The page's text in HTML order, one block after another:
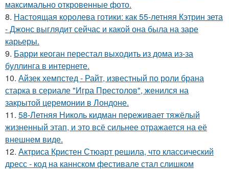
максимально откровенные фото.
8. Настоящая королева готики: как 55-летняя Кэтрин зета
- Джонс выглядит сейчас и какой она была на заре
карьеры.
9. Барри кеоган перестал выходить из дома из-за
буллинга в интернете.
10. Айзек хемпстед - Райт, известный по роли брана
старка в сериале "Игра Престолов", женился на
закрытой церемонии в Лондоне.
11. 58-Летняя Николь кидман переживает тяжёлый
жизненный этап, и это всё сильнее отражается на её
внешнем виде.
12. Актриса Кристен Стюарт решила, что классический
дресс - код на каннском фестивале стал слишком